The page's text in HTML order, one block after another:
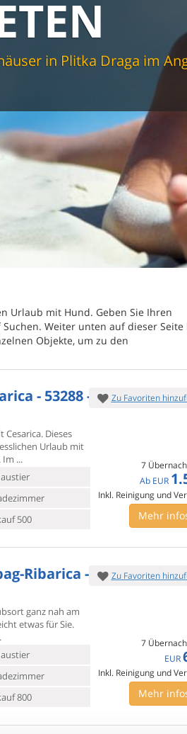
in Plitka Draga im
Urlaub mit Hund. Geben Sie Ihren
Weiter unten auf dieser Seite
Objekte, um zu den
- 53288 -
Dieses
Urlaub mit
Im
500
Zu Favoriten
7
Ab EUR
Inkl. Reinigung und
Mehr
Ribarica -
ganz nah am
etwas für Sie.
800
Zu Favoriten
7
EUR
Inkl. Reinigung und
Mehr